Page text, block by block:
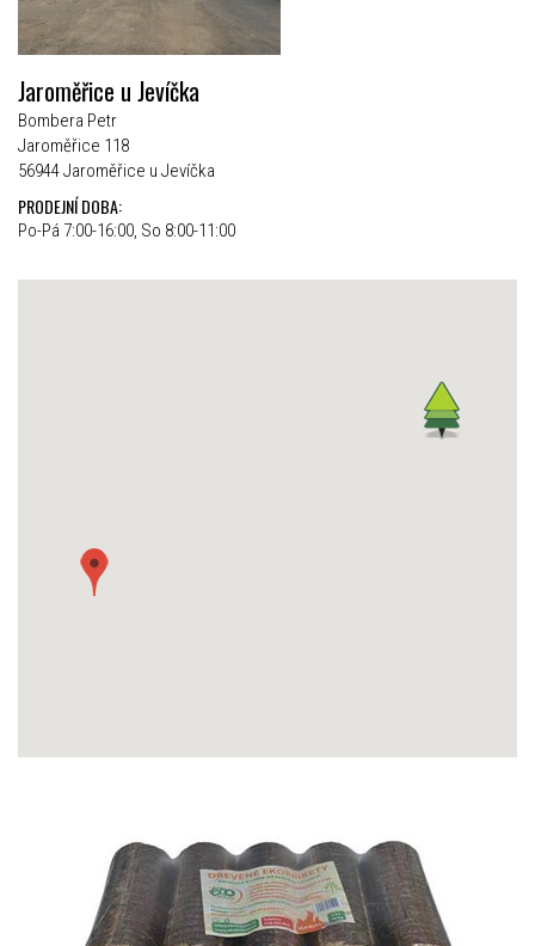
Jaroměřice u Jevíčka
Bombera Petr
Jaroměřice 118
56944 Jaroměřice u Jevíčka
PRODEJNÍ DOBA:
Po-Pá 7:00-16:00, So 8:00-11:00